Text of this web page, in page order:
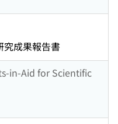
究成果報告書
in-Aid for Scientific